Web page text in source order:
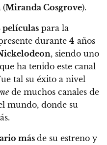
(Miranda Cosgrove).
películas para la
durante 4 años
, siendo uno
ha tenido este canal
tal su éxito a nivel
de muchos canales de
mundo, donde su
más de su estreno y